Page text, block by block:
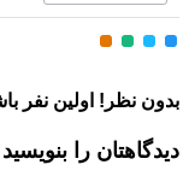
اولین نفر باشید
را بنویسید